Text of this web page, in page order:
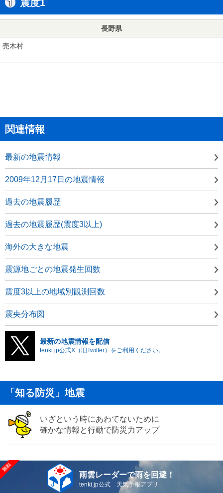
震度1
長野県
売木村
関連情報
最新の地震情報
2009年12月17日の地震情報
過去の地震履歴
過去の地震履歴(震度3以上)
海外の大きな地震
震源地ごとの地震発生回数
震度3以上の地域別観測回数
震央分布図
最新の地震情報を配信
tenki.jp公式X（旧Twitter）をご利用ください。
「知る防災」地震
いざという時にあわてないために
確かな情報と行動で防災力アップ
雨雲レーダーで雨を回避！
tenki.jp公式 天気予報アプリ